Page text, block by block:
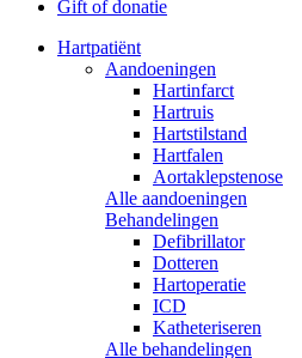
Gift of donatie
Hartpatiënt
Aandoeningen
Hartinfarct
Hartruis
Hartstilstand
Hartfalen
Aortaklepstenose
Alle aandoeningen
Behandelingen
Defibrillator
Dotteren
Hartoperatie
ICD
Katheteriseren
Alle behandelingen